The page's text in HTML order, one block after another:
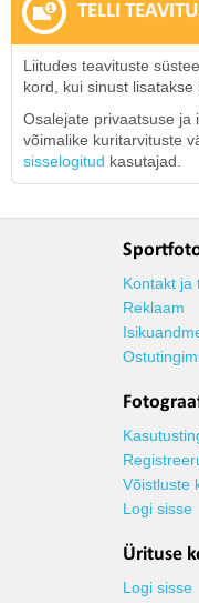
TELLI
Liitudes teavituste
kord, kui sinust
Osalejate privaatsuse ja
võimalike kuritarvituste
sisselogitud kasutajad.
Kontakt ja
Reklaam
Võistluste
Logi sisse
Ürituse
Logi sisse